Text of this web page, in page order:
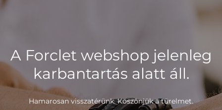
A Forclet webshop jelenleg
karbantartás alatt áll.
Hamarosan visszatérünk. Köszönjük a türelmet.